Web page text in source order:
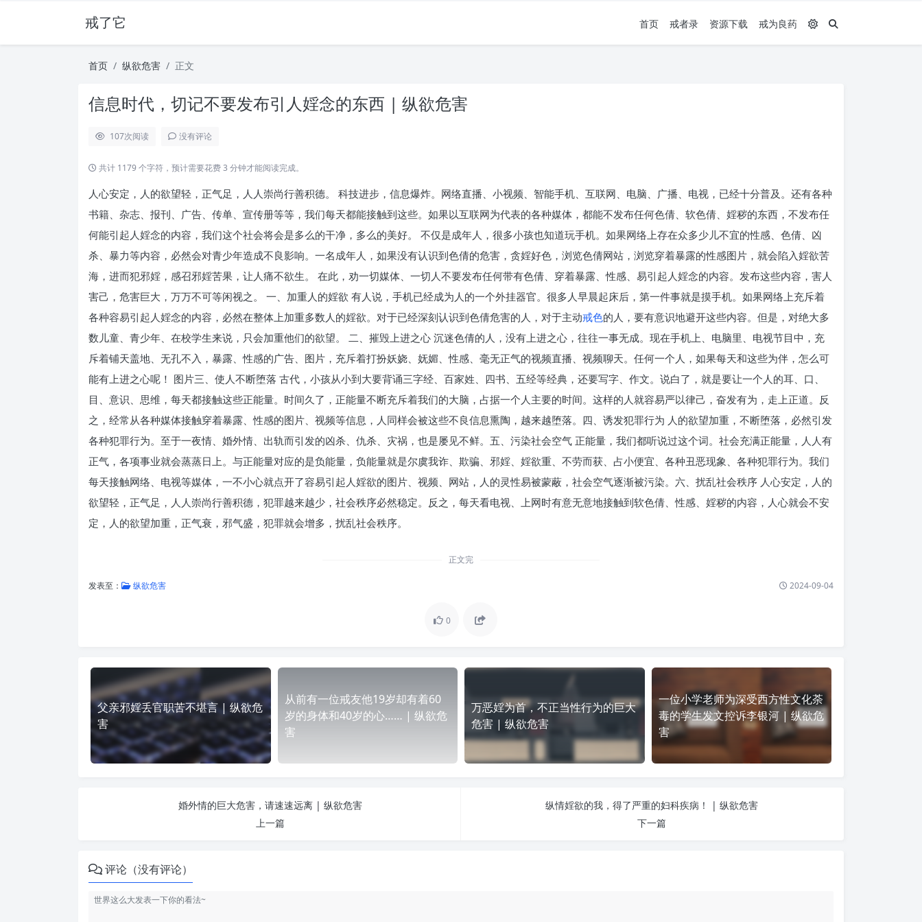
戒了它 首页 戒者录 资源下载 戒为良药
首页 纵欲危害 正文
信息时代，切记不要发布引人婬念的东西 | 纵欲危害
107次阅读 没有评论
共计 1179 个字符，预计需要花费 3 分钟才能阅读完成。
人心安定，人的欲望轻，正气足，人人崇尚行善积德。 科技进步，信息爆炸。网络直播、小视频、智能手机、互联网、电脑、广播、电视，已经十分普及。还有各种
书籍、杂志、报刊、广告、传单、宣传册等等，我们每天都能接触到这些。如果以互联网为代表的各种媒体，都能不发布任何色倩、软色倩、婬秽的东西，不发布任
何能引起人婬念的内容，我们这个社会将会是多么的干净，多么的美好。 不仅是成年人，很多小孩也知道玩手机。如果网络上存在众多少儿不宜的性感、色倩、凶
杀、暴力等内容，必然会对青少年造成不良影响。一名成年人，如果没有认识到色倩的危害，贪婬好色，浏览色倩网站，浏览穿着暴露的性感图片，就会陷入婬欲苦
海，进而犯邪婬，感召邪婬苦果，让人痛不欲生。 在此，劝一切媒体、一切人不要发布任何带有色倩、穿着暴露、性感、易引起人婬念的内容。发布这些内容，害人
害己，危害巨大，万万不可等闲视之。 一、加重人的婬欲 有人说，手机已经成为人的一个外挂器官。很多人早晨起床后，第一件事就是摸手机。如果网络上充斥着
各种容易引起人婬念的内容，必然在整体上加重多数人的婬欲。对于已经深刻认识到色倩危害的人，对于主动戒色的人，要有意识地避开这些内容。但是，对绝大多
数儿童、青少年、在校学生来说，只会加重他们的欲望。 二、摧毁上进之心 沉迷色倩的人，没有上进之心，往往一事无成。现在手机上、电脑里、电视节目中，充
斥着铺天盖地、无孔不入，暴露、性感的广告、图片，充斥着打扮妖娆、妩媚、性感、毫无正气的视频直播、视频聊天。任何一个人，如果每天和这些为伴，怎么可
能有上进之心呢！ 图片三、使人不断堕落 古代，小孩从小到大要背诵三字经、百家姓、四书、五经等经典，还要写字、作文。说白了，就是要让一个人的耳、口、
目、意识、思维，每天都接触这些正能量。时间久了，正能量不断充斥着我们的大脑，占据一个人主要的时间。这样的人就容易严以律己，奋发有为，走上正道。反
之，经常从各种媒体接触穿着暴露、性感的图片、视频等信息，人同样会被这些不良信息熏陶，越来越堕落。四、诱发犯罪行为 人的欲望加重，不断堕落，必然引发
各种犯罪行为。至于一夜情、婚外情、出轨而引发的凶杀、仇杀、灾祸，也是屡见不鲜。五、污染社会空气 正能量，我们都听说过这个词。社会充满正能量，人人有
正气，各项事业就会蒸蒸日上。与正能量对应的是负能量，负能量就是尔虞我诈、欺骗、邪婬、婬欲重、不劳而获、占小便宜、各种丑恶现象、各种犯罪行为。我们
每天接触网络、电视等媒体，一不小心就点开了容易引起人婬欲的图片、视频、网站，人的灵性易被蒙蔽，社会空气逐渐被污染。六、扰乱社会秩序 人心安定，人的
欲望轻，正气足，人人崇尚行善积德，犯罪越来越少，社会秩序必然稳定。反之，每天看电视、上网时有意无意地接触到软色倩、性感、婬秽的内容，人心就会不安
定，人的欲望加重，正气衰，邪气盛，犯罪就会增多，扰乱社会秩序。
正文完
发表至： 纵欲危害 2024-09-04
0
父亲邪婬丢官职苦不堪言 | 纵欲危
害
从前有一位戒友他19岁却有着60
岁的身体和40岁的心…… | 纵欲危
害
万恶婬为首，不正当性行为的巨大
危害 | 纵欲危害
一位小学老师为深受西方性文化荼
毒的学生发文控诉李银河 | 纵欲危
害
婚外情的巨大危害，请速速远离 | 纵欲危害
上一篇
纵情婬欲的我，得了严重的妇科疾病！ | 纵欲危害
下一篇
评论（没有评论）